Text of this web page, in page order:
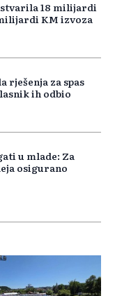
18 milijardi
KM izvoza
rješenja za spas
ih odbio
u mlade: Za
osigurano